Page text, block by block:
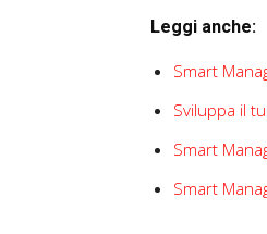
Leggi anche:
Smart
Sviluppa il
Smart
Smart